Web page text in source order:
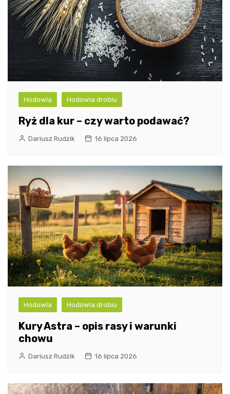
Hodowla Hodowla drobiu
Ryż dla kur – czy warto podawać?
Dariusz Rudzik 16 lipca 2026
Hodowla Hodowla drobiu
Kury Astra – opis rasy i warunki
chowu
Dariusz Rudzik 16 lipca 2026